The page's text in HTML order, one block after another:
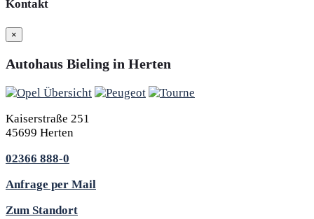
Kontakt
×
Autohaus Bieling in Herten
Kaiserstraße 251
45699 Herten
02366 888-0
Anfrage per Mail
Zum Standort